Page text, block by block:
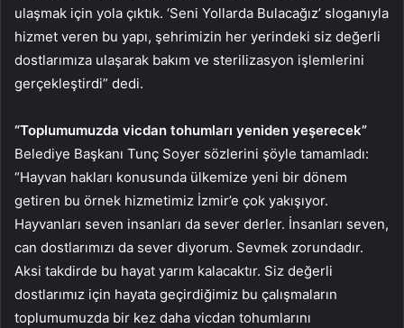
ulaşmak için yola çıktık. ‘Seni Yollarda Bulacağız’ sloganıyla
hizmet veren bu yapı, şehrimizin her yerindeki siz değerli
dostlarımıza ulaşarak bakım ve sterilizasyon işlemlerini
gerçekleştirdi” dedi.
“Toplumumuzda vicdan tohumları yeniden yeşerecek”
Belediye Başkanı Tunç Soyer sözlerini şöyle tamamladı:
“Hayvan hakları konusunda ülkemize yeni bir dönem
getiren bu örnek hizmetimiz İzmir’e çok yakışıyor.
Hayvanları seven insanları da sever derler. İnsanları seven,
can dostlarımızı da sever diyorum. Sevmek zorundadır.
Aksi takdirde bu hayat yarım kalacaktır. Siz değerli
dostlarımız için hayata geçirdiğimiz bu çalışmaların
toplumumuzda bir kez daha vicdan tohumlarını